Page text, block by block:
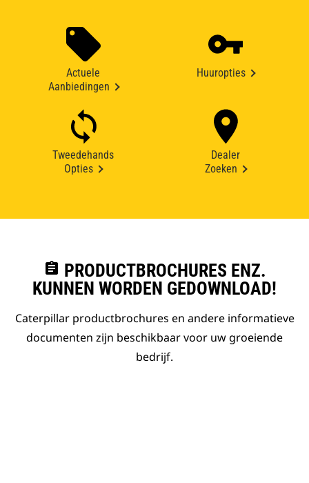
Actuele
Aanbiedingen
Huuropties
Tweedehands
Opties
Dealer
Zoeken
assignment PRODUCTBROCHURES ENZ.
KUNNEN WORDEN GEDOWNLOAD!
Caterpillar productbrochures en andere informatieve
documenten zijn beschikbaar voor uw groeiende
bedrijf.